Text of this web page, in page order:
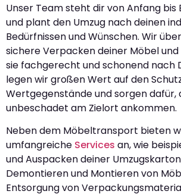
Unser Team steht dir von Anfang bis
und plant den Umzug nach deinen
Bedürfnissen und Wünschen. Wir
sichere Verpacken deiner Möbel
sie fachgerecht und schonend nach
legen wir großen Wert auf den
Wertgegenstände und sorgen dafür,
unbeschadet am Zielort ankommen.
Neben dem Möbeltransport bieten
umfangreiche Services an, wie
und Auspacken deiner
Demontieren und Montieren von
Entsorgung von